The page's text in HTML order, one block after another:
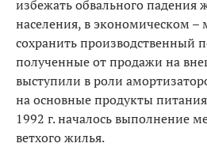
избежать обвального падения
населения, в экономическом –
сохранить производственный
полученные от продажи на
выступили в роли
на основные продукты
1992 г. началось выполнение
ветхого жилья.